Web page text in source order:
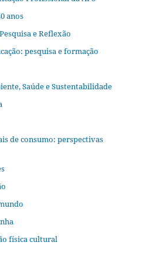
anos
e Reflexão
pesquisa e formação
Saúde e Sustentabilidade
de consumo: perspectivas
física cultural